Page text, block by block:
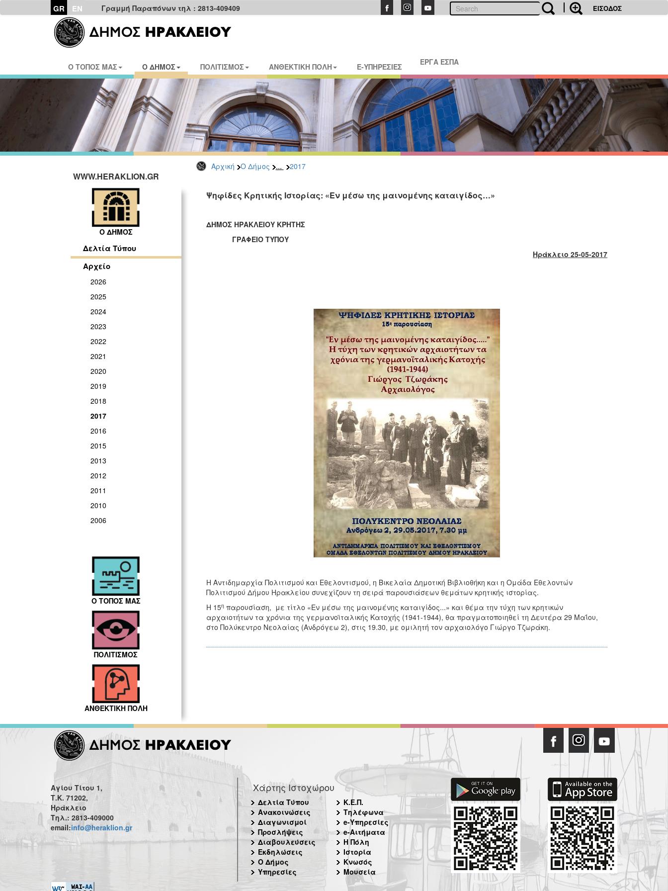
GR EN Γραμμή Παραπόνων τηλ : 2813-409409 ΕΙΣΟΔΟΣ
Ο ΤΟΠΟΣ ΜΑΣ Ο ΔΗΜΟΣ ΠΟΛΙΤΙΣΜΟΣ ΑΝΘΕΚΤΙΚΗ ΠΟΛΗ E-ΥΠΗΡΕΣΙΕΣ ΕΡΓΑ ΕΣΠΑ
Αρχική Ο Δήμος ... 2017
WWW.HERAKLION.GR
Ο ΔΗΜΟΣ
Δελτία Τύπου
Αρχείο
2026
2025
2024
2023
2022
2021
2020
2019
2018
2017
2016
2015
2013
2012
2011
2010
2006
Ο ΤΟΠΟΣ ΜΑΣ
ΠΟΛΙΤΙΣΜΟΣ
ΑΝΘΕΚΤΙΚΗ ΠΟΛΗ
Ψηφίδες Κρητικής Ιστορίας: «Εν μέσω της μαινομένης καταιγίδος…»
ΔΗΜΟΣ ΗΡΑΚΛΕΙΟΥ ΚΡΗΤΗΣ
ΓΡΑΦΕΙΟ ΤΥΠΟΥ
Ηράκλειο 25-05-2017
Η Αντιδημαρχία Πολιτισμού και Εθελοντισμού, η Βικελαία Δημοτική Βιβλιοθήκη και η Ομάδα Εθελοντών
Πολιτισμού Δήμου Ηρακλείου συνεχίζουν τη σειρά παρουσιάσεων θεμάτων κρητικής ιστορίας.
Η 15η παρουσίαση, με τίτλο «Εν μέσω της μαινομένης καταιγίδος...» και θέμα την τύχη των κρητικών
αρχαιοτήτων τα χρόνια της γερμανοϊταλικής Κατοχής (1941-1944), θα πραγματοποιηθεί τη Δευτέρα 29 Μαΐου,
στο Πολύκεντρο Νεολαίας (Ανδρόγεω 2), στις 19.30, με ομιλητή τον αρχαιολόγο Γιώργο Τζωράκη.
Αγίου Τίτου 1,
Τ.Κ. 71202,
Ηράκλειο
Τηλ.: 2813-409000
email:info@heraklion.gr
Χάρτης Ιστοχώρου
Δελτία Τύπου
Ανακοινώσεις
Διαγωνισμοί
Προσλήψεις
Διαβουλεύσεις
Εκδηλώσεις
Ο Δήμος
Υπηρεσίες
Κ.Ε.Π.
Τηλέφωνα
e-Υπηρεσίες
e-Αιτήματα
Η Πόλη
Ιστορία
Κνωσός
Μουσεία